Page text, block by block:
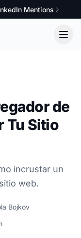
Mentions
de
Tu Sitio
incrustar un
web.
Bojkov